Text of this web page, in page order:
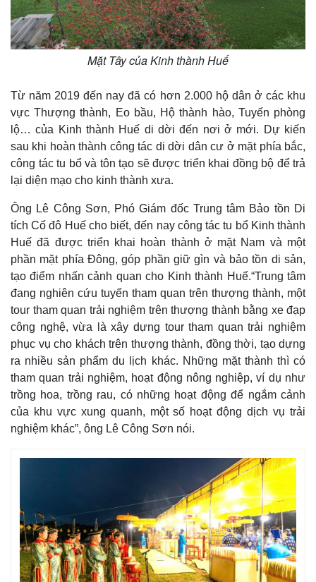
Mặt Tây của Kinh thành Huế
Từ năm 2019 đến nay đã có hơn 2.000 hộ dân ở các khu
vực Thượng thành, Eo bầu, Hộ thành hào, Tuyến phòng
lộ… của Kinh thành Huế di dời đến nơi ở mới. Dự kiến
sau khi hoàn thành công tác di dời dân cư ở mặt phía bắc,
công tác tu bổ và tôn tạo sẽ được triển khai đồng bộ để trả
lại diện mạo cho kinh thành xưa.
Ông Lê Công Sơn, Phó Giám đốc Trung tâm Bảo tồn Di
tích Cố đô Huế cho biết, đến nay công tác tu bổ Kinh thành
Huế đã được triển khai hoàn thành ở mặt Nam và một
phần mặt phía Đông, góp phần giữ gìn và bảo tồn di sản,
tạo điểm nhấn cảnh quan cho Kinh thành Huế.“Trung tâm
đang nghiên cứu tuyến tham quan trên thượng thành, một
tour tham quan trải nghiệm trên thượng thành bằng xe đạp
công nghệ, vừa là xây dựng tour tham quan trải nghiệm
phục vụ cho khách trên thượng thành, đồng thời, tạo dựng
ra nhiều sản phẩm du lịch khác. Những mặt thành thì có
tham quan trải nghiệm, hoạt động nông nghiệp, ví dụ như
trồng hoa, trồng rau, có những hoạt động để ngắm cảnh
của khu vực xung quanh, một số hoạt động dịch vụ trải
nghiệm khác”, ông Lê Công Sơn nói.